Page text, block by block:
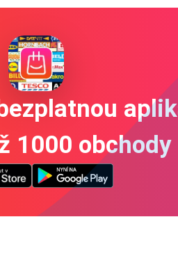
1000 obchody